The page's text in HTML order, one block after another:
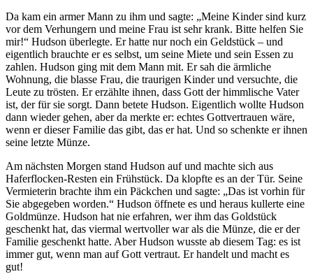
Da kam ein armer Mann zu ihm und sagte: „Meine Kinder sind kurz
vor dem Verhungern und meine Frau ist sehr krank. Bitte helfen Sie
mir!“ Hudson überlegte. Er hatte nur noch ein Geldstück – und
eigentlich brauchte er es selbst, um seine Miete und sein Essen zu
zahlen. Hudson ging mit dem Mann mit. Er sah die ärmliche
Wohnung, die blasse Frau, die traurigen Kinder und versuchte, die
Leute zu trösten. Er erzählte ihnen, dass Gott der himmlische Vater
ist, der für sie sorgt. Dann betete Hudson. Eigentlich wollte Hudson
dann wieder gehen, aber da merkte er: echtes Gottvertrauen wäre,
wenn er dieser Familie das gibt, das er hat. Und so schenkte er ihnen
seine letzte Münze.
Am nächsten Morgen stand Hudson auf und machte sich aus
Haferflocken-Resten ein Frühstück. Da klopfte es an der Tür. Seine
Vermieterin brachte ihm ein Päckchen und sagte: „Das ist vorhin für
Sie abgegeben worden.“ Hudson öffnete es und heraus kullerte eine
Goldmünze. Hudson hat nie erfahren, wer ihm das Goldstück
geschenkt hat, das viermal wertvoller war als die Münze, die er der
Familie geschenkt hatte. Aber Hudson wusste ab diesem Tag: es ist
immer gut, wenn man auf Gott vertraut. Er handelt und macht es
gut!